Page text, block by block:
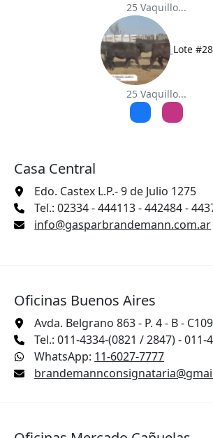
25 Vaquillo...
Lote #28
25 Vaquillo...
Casa Central
Edo. Castex L.P.- 9 de Julio 1275
Tel.: 02334 - 444113 - 442484 -
info@gasparbrandemann.com.ar
Oficinas Buenos Aires
Avda. Belgrano 863 - P. 4 - B -
Tel.: 011-4334-(0821 / 2847) - 011-
WhatsApp: 11-6027-7777